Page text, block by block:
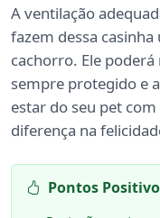
A ventilação
fazem dessa
cachorro. Ele
sempre protegido e
estar do seu pet com
diferença na
Pontos